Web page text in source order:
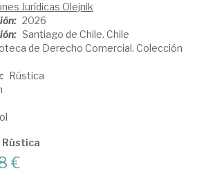
Jurídicas Olejnik
2026
Santiago de Chile. Chile
de Derecho Comercial. Colección
Rústica
Rústica
€